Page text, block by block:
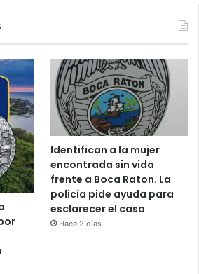
Identifican a la mujer
encontrada sin vida
frente a Boca Raton. La
policía pide ayuda para
esclarecer el caso
Hace 2 días